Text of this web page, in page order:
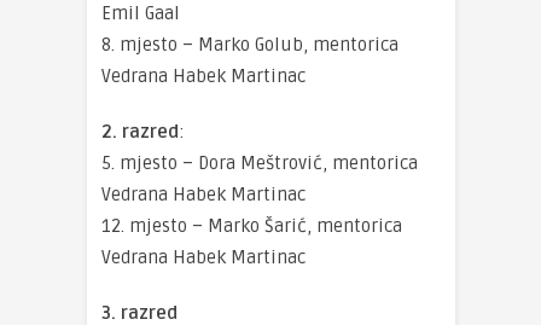
Emil Gaal
8. mjesto – Marko Golub, mentorica
Vedrana Habek Martinac
2. razred:
5. mjesto – Dora Meštrović, mentorica
Vedrana Habek Martinac
12. mjesto – Marko Šarić, mentorica
Vedrana Habek Martinac
3. razred